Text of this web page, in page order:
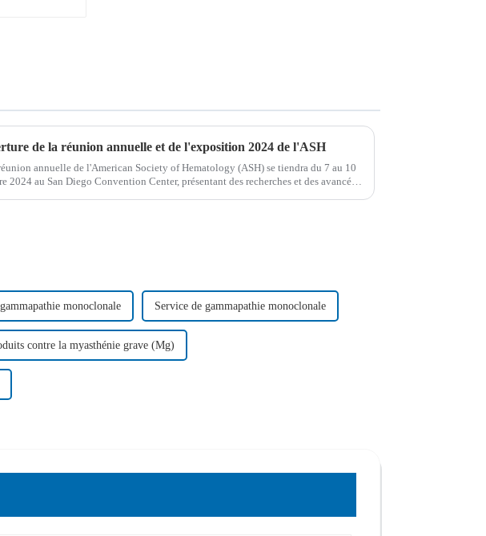
de la réunion annuelle et de l'exposition 2024 de l'ASH
annuelle de l'American Society of Hematology (ASH) se tiendra du 7 au 10
2024 au San Diego Convention Center, présentant des recherches et des avancées
monoclonale Service de gammapathie monoclonale
contre la myasthénie grave (Mg)